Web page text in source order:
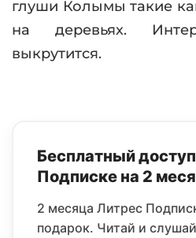
глуши Колымы такие
на деревьях.
выкрутится.
Бесплатный
Подписке на 2
2 месяца Литрес
подарок. Читай и